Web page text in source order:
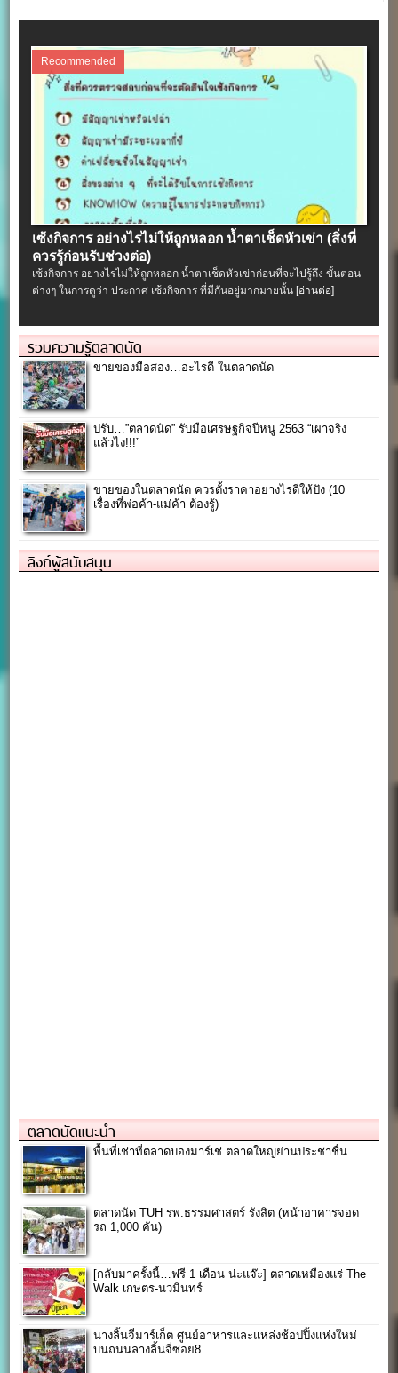
Recommended
เซ้งกิจการ อย่างไรไม่ให้ถูกหลอก น้ำตาเช็ดหัวเข่า (สิ่งที่
ควรรู้ก่อนรับช่วงต่อ)
เซ้งกิจการ อย่างไรไม่ให้ถูกหลอก น้ำตาเช็ดหัวเข่าก่อนที่จะไปรู้ถึง ขั้นตอน
ต่างๆ ในการดูว่า ประกาศ เซ้งกิจการ ที่มีกันอยู่มากมายนั้น[อ่านต่อ]
รวมความรู้ตลาดนัด
ขายของมือสอง…อะไรดี ในตลาดนัด
ปรับ…”ตลาดนัด” รับมือเศรษฐกิจปีหนู 2563 “เผาจริง
แล้วไง!!!”
ขายของในตลาดนัด ควรตั้งราคาอย่างไรดีให้ปัง (10
เรื่องที่พ่อค้า-แม่ค้า ต้องรู้)
ลิงก์ผู้สนับสนุน
ตลาดนัดแนะนำ
พื้นที่เช่าที่ตลาดบองมาร์เช่ ตลาดใหญ่ย่านประชาชื่น
ตลาดนัด TUH รพ.ธรรมศาสตร์ รังสิต (หน้าอาคารจอด
รถ 1,000 คัน)
[กลับมาครั้งนี้…ฟรี 1 เดือน น่ะแจ๊ะ] ตลาดเหมืองแร่ The
Walk เกษตร-นวมินทร์
นางลิ้นจี่มาร์เก็ต ศูนย์อาหารและแหล่งช้อปปิ้งแห่งใหม่
บนถนนลางลิ้นจี่ซอย8